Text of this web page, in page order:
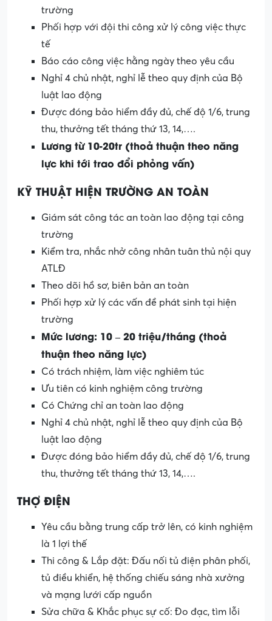
trường
Phối hợp với đội thi công xử lý công việc thực
tế
Báo cáo công việc hằng ngày theo yêu cầu
Nghỉ 4 chủ nhật, nghỉ lễ theo quy định của Bộ
luật lao động
Được đóng bảo hiểm đầy đủ, chế độ 1/6, trung
thu, thưởng tết tháng thứ 13, 14,….
Lương từ 10-20tr (thoả thuận theo năng
lực khi tới trao đổi phỏng vấn)
KỸ THUẬT HIỆN TRƯỜNG AN TOÀN
Giám sát công tác an toàn lao động tại công
trường
Kiểm tra, nhắc nhở công nhân tuân thủ nội quy
ATLĐ
Theo dõi hồ sơ, biên bản an toàn
Phối hợp xử lý các vấn đề phát sinh tại hiện
trường
Mức lương: 10 – 20 triệu/tháng (thoả
thuận theo năng lực)
Có trách nhiệm, làm việc nghiêm túc
Ưu tiên có kinh nghiệm công trường
Có Chứng chỉ an toàn lao động
Nghỉ 4 chủ nhật, nghỉ lễ theo quy định của Bộ
luật lao động
Được đóng bảo hiểm đầy đủ, chế độ 1/6, trung
thu, thưởng tết tháng thứ 13, 14,….
THỢ ĐIỆN
Yêu cầu bằng trung cấp trở lên, có kinh nghiệm
là 1 lợi thế
Thi công & Lắp đặt: Đấu nối tủ điện phân phối,
tủ điều khiển, hệ thống chiếu sáng nhà xưởng
và mạng lưới cấp nguồn
Sửa chữa & Khắc phục sự cố: Đo đạc, tìm lỗi